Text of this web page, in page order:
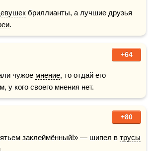
бриллианты, а лучшие друзья
.
+64
чужое мнение, то отдай его
у кого своего мнения нет.
+80
заклеймённый!» — шипел в трусы